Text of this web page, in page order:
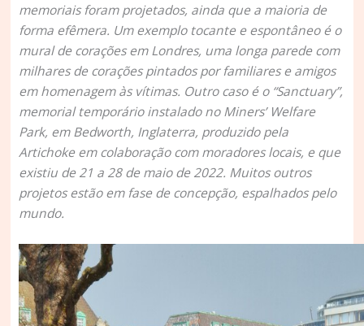
memoriais foram projetados, ainda que a maioria de
forma efêmera. Um exemplo tocante e espontâneo é o
mural de corações em Londres, uma longa parede com
milhares de corações pintados por familiares e amigos
em homenagem às vítimas. Outro caso é o “Sanctuary”,
memorial temporário instalado no Miners’ Welfare
Park, em Bedworth, Inglaterra, produzido pela
Artichoke em colaboração com moradores locais, e que
existiu de 21 a 28 de maio de 2022. Muitos outros
projetos estão em fase de concepção, espalhados pelo
mundo.